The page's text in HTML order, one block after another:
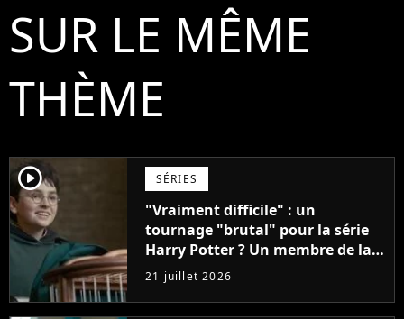
SUR LE MÊME
THÈME
player2 SÉRIES
"Vraiment difficile" : un
tournage "brutal" pour la série
Harry Potter ? Un membre de la
production balance !
21 juillet 2026